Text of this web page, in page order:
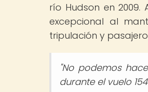
río Hudson en
excepcional al
tripulación y
"No podemos
durante el vuelo